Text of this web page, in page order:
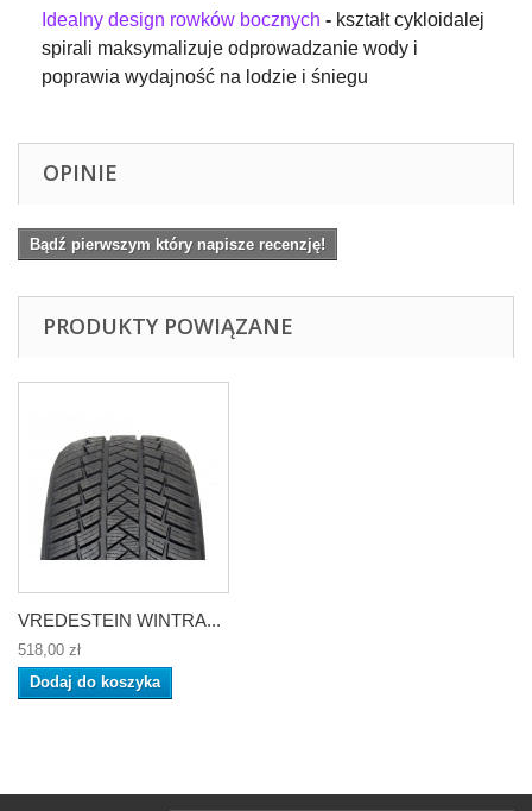
Idealny design rowków bocznych - kształt cykloidalej
spirali maksymalizuje odprowadzanie wody i
poprawia wydajność na lodzie i śniegu
OPINIE
Bądź pierwszym który napisze recenzję!
PRODUKTY POWIĄZANE
VREDESTEIN WINTRA...
518,00 zł
Dodaj do koszyka